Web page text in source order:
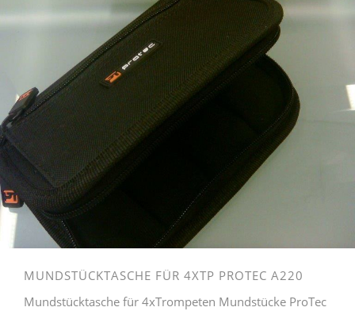
MUNDSTÜCKTASCHE FÜR 4XTP PROTEC A220
Mundstücktasche für 4xTrompeten Mundstücke ProTec